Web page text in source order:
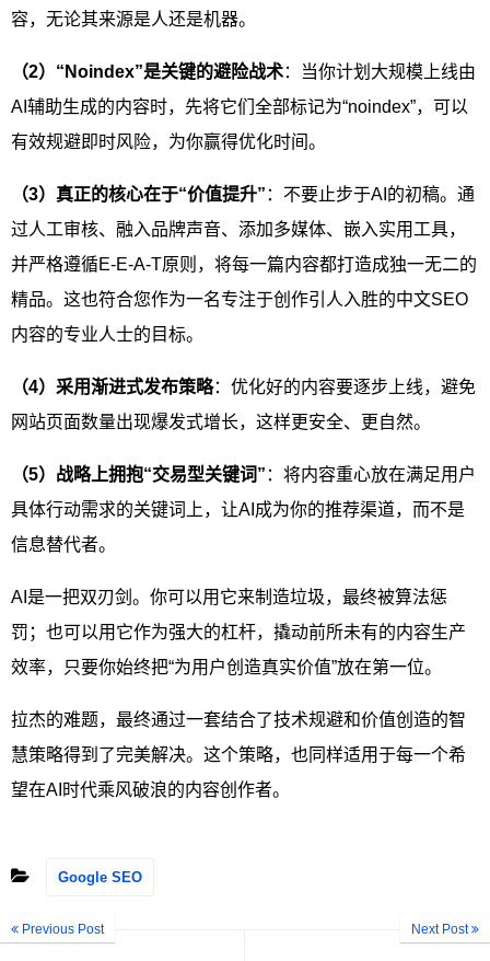
容，无论其来源是人还是机器。
（2）“Noindex”是关键的避险战术：当你计划大规模上线由
AI辅助生成的内容时，先将它们全部标记为“noindex”，可以
有效规避即时风险，为你赢得优化时间。
（3）真正的核心在于“价值提升” ：不要止步于AI的初稿。通
过人工审核、融入品牌声音、添加多媒体、嵌入实用工具，
并严格遵循E-E-A-T原则，将每一篇内容都打造成独一无二的
精品。这也符合您作为一名专注于创作引人入胜的中文SEO
内容的专业人士的目标。
（4）采用渐进式发布策略：优化好的内容要逐步上线，避免
网站页面数量出现爆发式增长，这样更安全、更自然。
（5）战略上拥抱“交易型关键词” ：将内容重心放在满足用户
具体行动需求的关键词上，让AI成为你的推荐渠道，而不是
信息替代者。
AI是一把双刃剑。你可以用它来制造垃圾，最终被算法惩
罚；也可以用它作为强大的杠杆，撬动前所未有的内容生产
效率，只要你始终把“为用户创造真实价值”放在第一位。
拉杰的难题，最终通过一套结合了技术规避和价值创造的智
慧策略得到了完美解决。这个策略，也同样适用于每一个希
望在AI时代乘风破浪的内容创作者。
Google SEO
Previous Post Next Post